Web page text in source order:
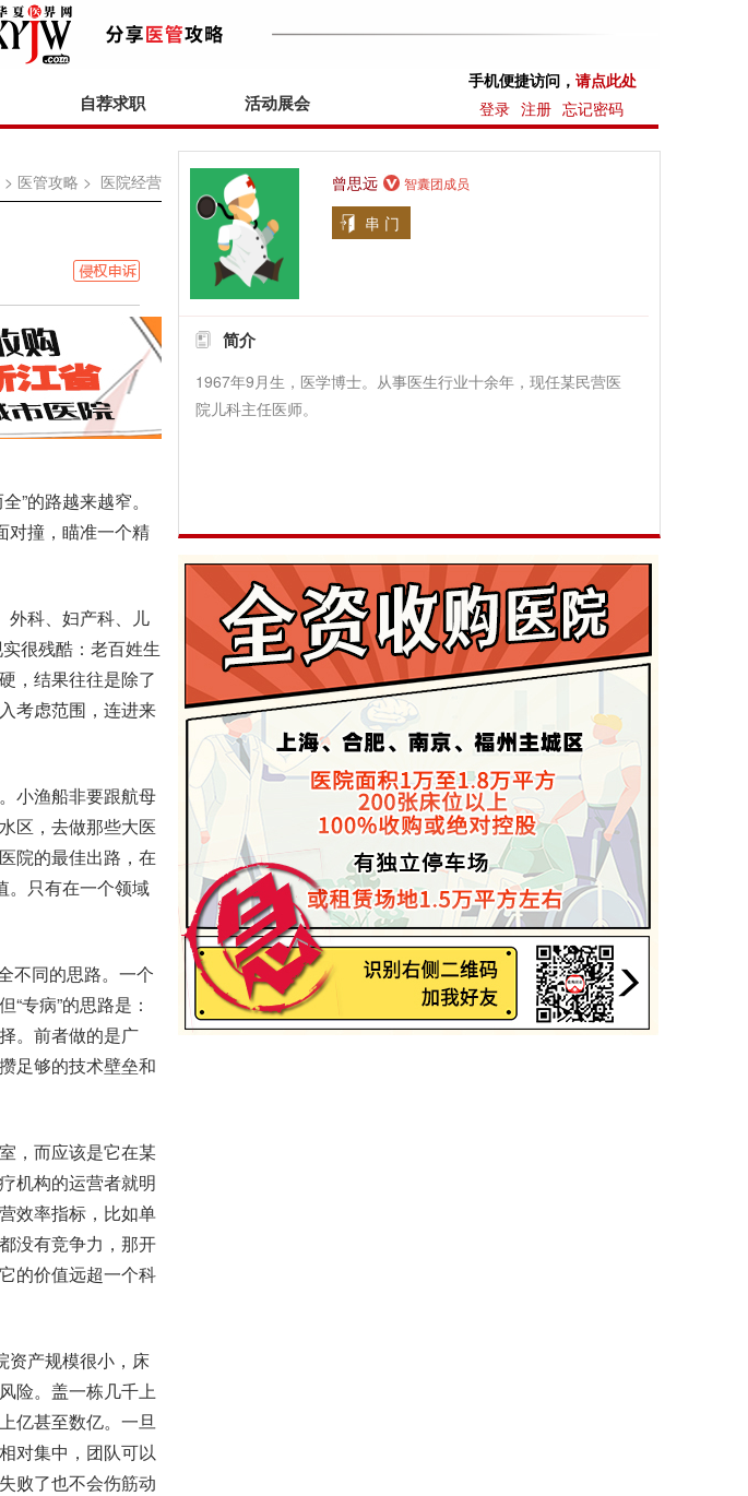
自荐求职 活动展会
手机便捷访问， 请点此处
登录 注册 忘记密码
> 医管攻略 > 医院经营
的路越来越窄。
对撞，瞄准一个精
科、妇产科、儿
很残酷：老百姓生
，结果往往是除了
考虑范围，连进来
小渔船非要跟航母
区，去做那些大医
院的最佳出路，在
。只有在一个领域
不同的思路。一个
专病”的思路是：
。前者做的是广
足够的技术壁垒和
，而应该是它在某
机构的运营者就明
效率指标，比如单
没有竞争力，那开
的价值远超一个科
产规模很小，床
险。盖一栋几千上
亿甚至数亿。一旦
对集中，团队可以
败了也不会伤筋动
曾思远 智囊团成员
串 门
简介
1967年9月生，医学博士。从事医生行业十余年，现任某民营医
院儿科主任医师。